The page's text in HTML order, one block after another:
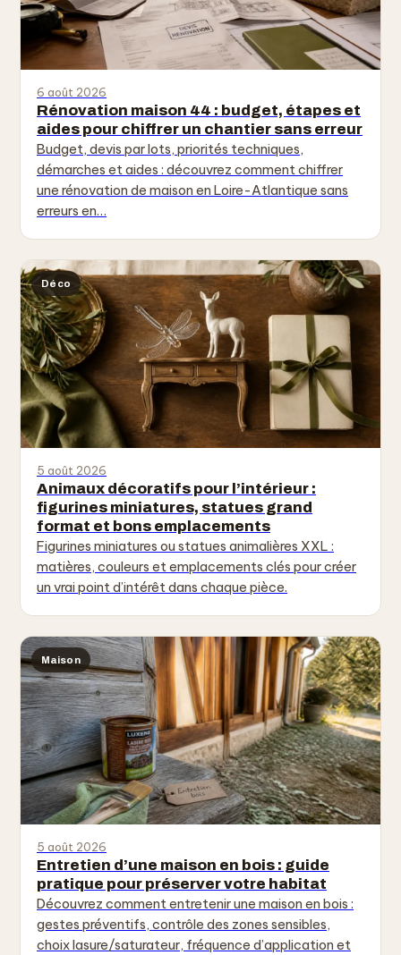
Rénovation maison 44 : budget, étapes et
aides pour chiffrer un chantier sans erreur
6 août 2026
Budget, devis par lots, priorités techniques,
démarches et aides : découvrez comment chiffrer
une rénovation de maison en Loire-Atlantique sans
erreurs en…
Déco
Animaux décoratifs pour l’intérieur :
figurines miniatures, statues grand
format et bons emplacements
5 août 2026
Figurines miniatures ou statues animalières XXL :
matières, couleurs et emplacements clés pour créer
un vrai point d’intérêt dans chaque pièce.
Maison
Entretien d’une maison en bois : guide
pratique pour préserver votre habitat
5 août 2026
Découvrez comment entretenir une maison en bois :
gestes préventifs, contrôle des zones sensibles,
choix lasure/saturateur, fréquence d’application et